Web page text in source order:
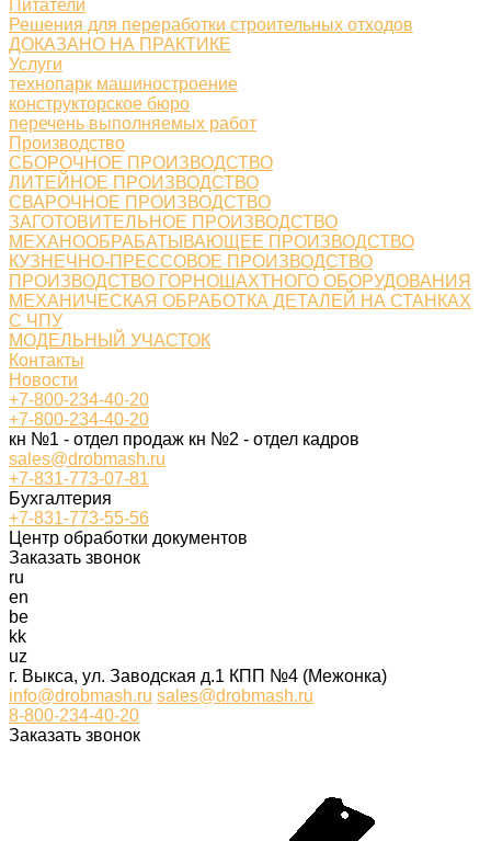
Питатели
Решения для переработки строительных отходов
ДОКАЗАНО НА ПРАКТИКЕ
Услуги
технопарк машиностроение
конструкторское бюро
перечень выполняемых работ
Производство
СБОРОЧНОЕ ПРОИЗВОДСТВО
ЛИТЕЙНОЕ ПРОИЗВОДСТВО
СВАРОЧНОЕ ПРОИЗВОДСТВО
ЗАГОТОВИТЕЛЬНОЕ ПРОИЗВОДСТВО
МЕХАНООБРАБАТЫВАЮЩЕЕ ПРОИЗВОДСТВО
КУЗНЕЧНО-ПРЕССОВОЕ ПРОИЗВОДСТВО
ПРОИЗВОДСТВО ГОРНОШАХТНОГО ОБОРУДОВАНИЯ
МЕХАНИЧЕСКАЯ ОБРАБОТКА ДЕТАЛЕЙ НА СТАНКАХ
С ЧПУ
МОДЕЛЬНЫЙ УЧАСТОК
Контакты
Новости
+7-800-234-40-20
+7-800-234-40-20
кн №1 - отдел продаж кн №2 - отдел кадров
sales@drobmash.ru
+7-831-773-07-81
Бухгалтерия
+7-831-773-55-56
Центр обработки документов
Заказать звонок
ru
en
be
kk
uz
г. Выкса, ул. Заводская д.1 КПП №4 (Межонка)
info@drobmash.ru sales@drobmash.ru
8-800-234-40-20
Заказать звонок